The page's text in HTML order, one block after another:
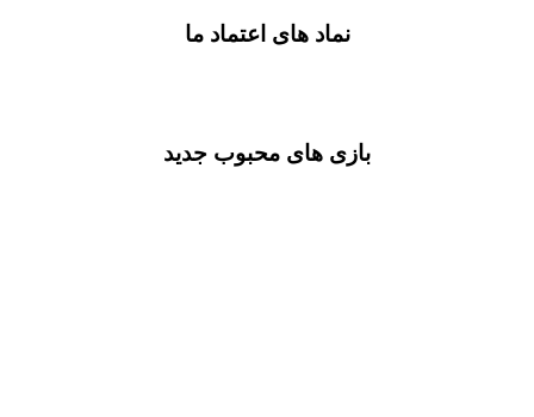
نماد های اعتماد ما
بازی های محبوب جدید